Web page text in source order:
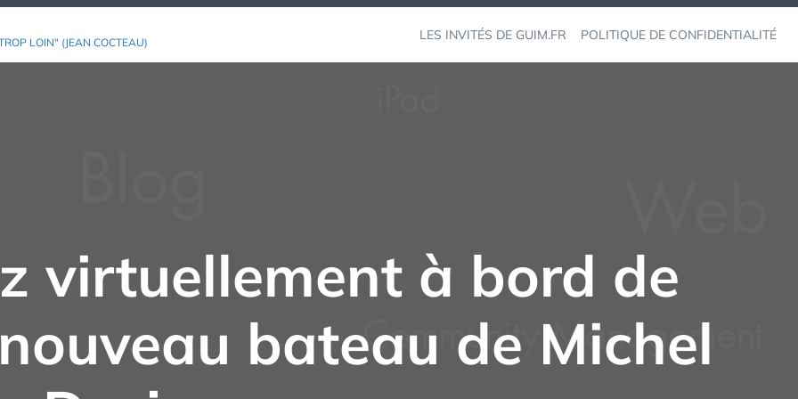
LOIN" (JEAN COCTEAU) LES INVITÉS DE GUIM.FR POLITIQUE DE CONFIDENTIALITÉ
virtuellement à bord de
bateau de Michel